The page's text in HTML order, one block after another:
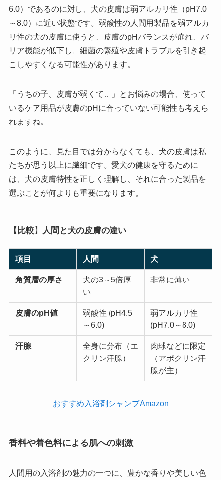
6.0）であるのに対し、犬の皮膚は弱アルカリ性（pH7.0
～8.0）に近い状態です。弱酸性の人間用製品を弱アルカ
リ性の犬の皮膚に使うと、皮膚のpHバランスが崩れ、バ
リア機能が低下し、細菌の繁殖や皮膚トラブルを引き起
こしやすくなる可能性があります。
「うちの子、皮膚が弱くて…」とお悩みの場合、使って
いるケア用品が皮膚のpHに合っていない可能性も考えら
れますね。
このように、見た目では分からなくても、犬の皮膚は私
たちが思う以上に繊細です。愛犬の健康を守るために
は、犬の皮膚特性を正しく理解し、それに合った製品を
選ぶことが何よりも重要になります。
【比較】人間と犬の皮膚の違い
項目 人間 犬
角質層の厚さ
犬の3～5倍厚
い
非常に薄い
皮膚のpH値
弱酸性 (pH4.5
～6.0)
弱アルカリ性
(pH7.0～8.0)
汗腺
全身に分布（エ
クリン汗腺）
肉球などに限定
（アポクリン汗
腺が主）
おすすめ入浴剤シャンプAmazon
香料や着色料による肌への刺激
人間用の入浴剤の魅力の一つに、豊かな香りや美しい色